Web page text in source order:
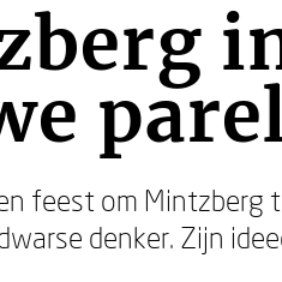
feest om Mintzberg
denker. Zijn